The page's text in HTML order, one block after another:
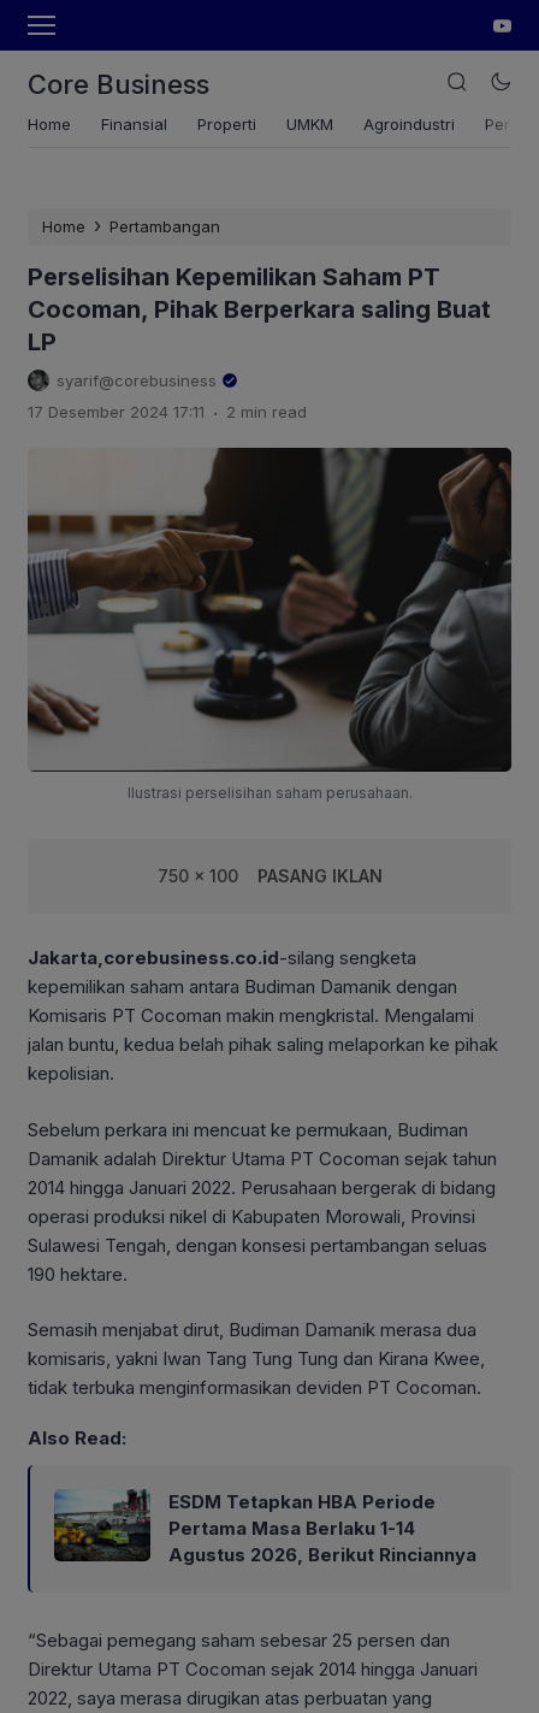
Core Business
Home Finansial Properti UMKM Agroindustri
Home › Pertambangan
Perselisihan Kepemilikan Saham PT
Cocoman, Pihak Berperkara saling Buat
LP
syarif@corebusiness
17 Desember 2024 17:11 . 2 min read
Ilustrasi perselisihan saham perusahaan.
750 x 100 PASANG IKLAN
Jakarta,corebusiness.co.id-silang sengketa
kepemilikan saham antara Budiman Damanik dengan
Komisaris PT Cocoman makin mengkristal. Mengalami
jalan buntu, kedua belah pihak saling melaporkan ke pihak
kepolisian.
Sebelum perkara ini mencuat ke permukaan, Budiman
Damanik adalah Direktur Utama PT Cocoman sejak tahun
2014 hingga Januari 2022. Perusahaan bergerak di bidang
operasi produksi nikel di Kabupaten Morowali, Provinsi
Sulawesi Tengah, dengan konsesi pertambangan seluas
190 hektare.
Semasih menjabat dirut, Budiman Damanik merasa dua
komisaris, yakni Iwan Tang Tung Tung dan Kirana Kwee,
tidak terbuka menginformasikan deviden PT Cocoman.
Also Read:
ESDM Tetapkan HBA Periode
Pertama Masa Berlaku 1-14
Agustus 2026, Berikut Rinciannya
“Sebagai pemegang saham sebesar 25 persen dan
Direktur Utama PT Cocoman sejak 2014 hingga Januari
2022, saya merasa dirugikan atas perbuatan yang